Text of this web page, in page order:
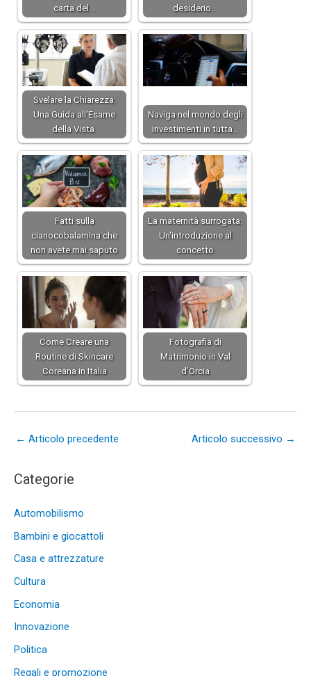
carta del…
desiderio…
Svelare la Chiarezza:
Una Guida all'Esame
della Vista
Naviga nel mondo degli
investimenti in tutta…
Fatti sulla
cianocobalamina che
non avete mai saputo
La maternità surrogata:
Un'introduzione al
concetto
Come Creare una
Routine di Skincare
Coreana in Italia
Fotografia di
Matrimonio in Val
d’Orcia
← Articolo precedente Articolo successivo →
Categorie
Automobilismo
Bambini e giocattoli
Casa e attrezzature
Cultura
Economia
Innovazione
Politica
Regali e promozione